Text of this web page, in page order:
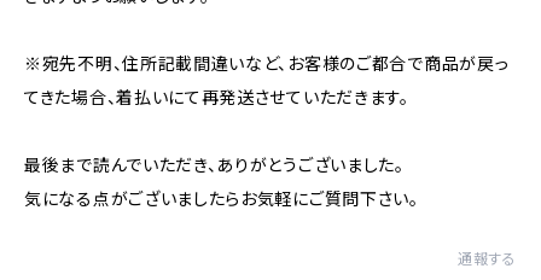
※宛先不明、住所記載間違いなど、お客様のご都合で商品が戻っ
てきた場合、着払いにて再発送させていただきます。
最後まで読んでいただき、ありがとうございました。
気になる点がございましたらお気軽にご質問下さい。
通報する